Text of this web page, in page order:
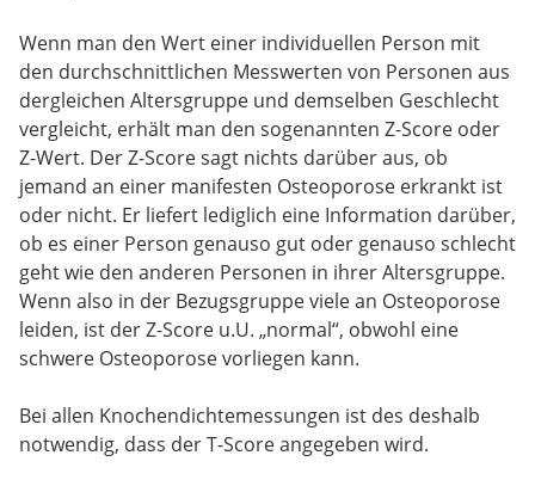
Wenn man den Wert einer individuellen Person mit
den durchschnittlichen Messwerten von Personen aus
dergleichen Altersgruppe und demselben Geschlecht
vergleicht, erhält man den sogenannten Z-Score oder
Z-Wert. Der Z-Score sagt nichts darüber aus, ob
jemand an einer manifesten Osteoporose erkrankt ist
oder nicht. Er liefert lediglich eine Information darüber,
ob es einer Person genauso gut oder genauso schlecht
geht wie den anderen Personen in ihrer Altersgruppe.
Wenn also in der Bezugsgruppe viele an Osteoporose
leiden, ist der Z-Score u.U. „normal“, obwohl eine
schwere Osteoporose vorliegen kann.
Bei allen Knochendichtemessungen ist des deshalb
notwendig, dass der T-Score angegeben wird.